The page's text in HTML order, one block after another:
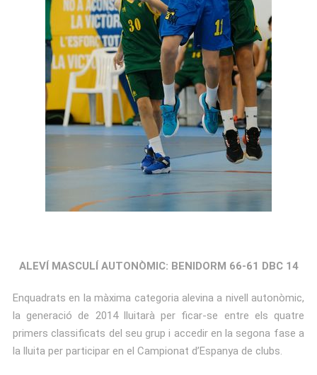
ALEVÍ MASCULÍ AUTONÒMIC: BENIDORM 66-61 DBC 14
Enquadrats en la màxima categoria alevina a nivell autonòmic,
la generació de 2014 lluitarà per ficar-se entre els quatre
primers classificats del seu grup i accedir en la segona fase a
la lluita per participar en el Campionat d’Espanya de clubs.